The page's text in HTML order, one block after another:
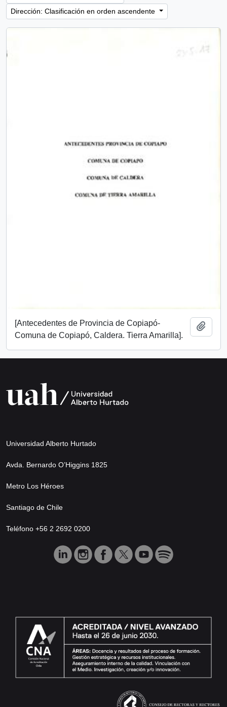
Dirección: Clasificación en orden ascendente
[Antecedentes de Provincia de Copiapó-
Comuna de Copiapó, Caldera. Tierra Amarilla].
Universidad Alberto Hurtado
Avda. Bernardo O’Higgins 1825
Metro Los Héroes
Santiago de Chile
Teléfono +56 2 2692 0200